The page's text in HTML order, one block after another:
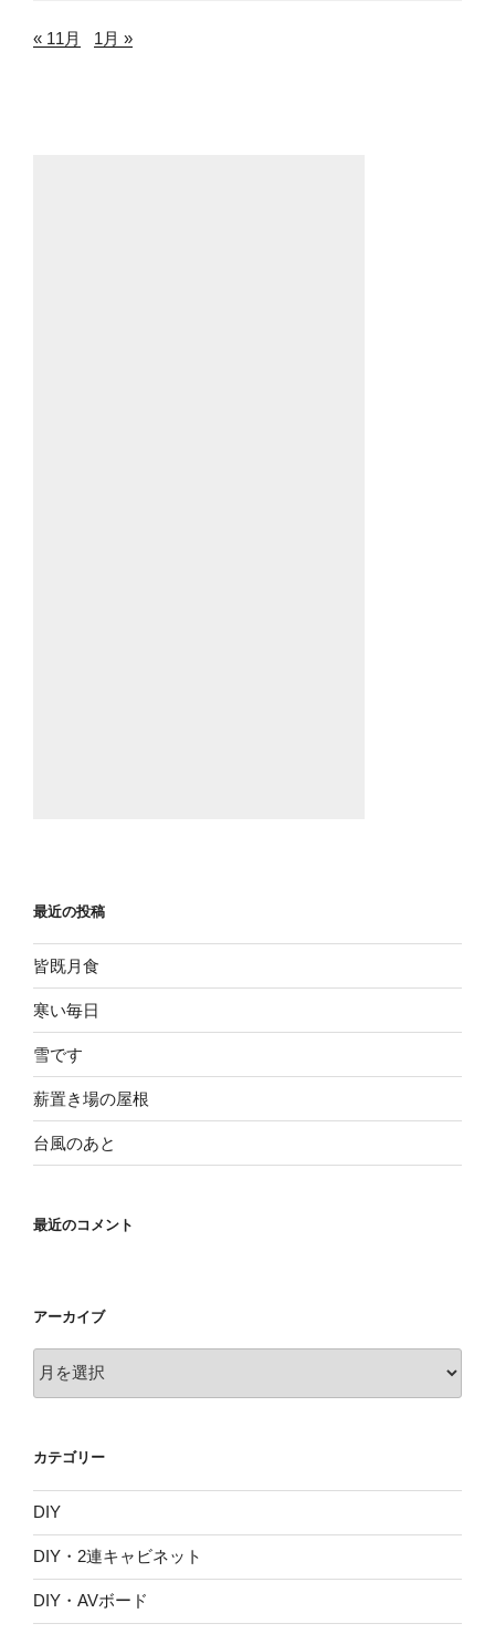
« 11月 1月 »
最近の投稿
皆既月食
寒い毎日
雪です
薪置き場の屋根
台風のあと
最近のコメント
アーカイブ
ー
ブ
カテゴリー
DIY
DIY・2連キャビネット
DIY・AVボード